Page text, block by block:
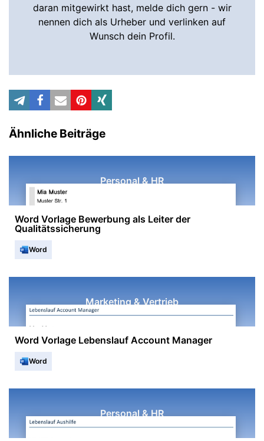
daran mitgewirkt hast, melde dich gern - wir
nennen dich als Urheber und verlinken auf
Wunsch dein Profil.
Ähnliche Beiträge
Personal & HR
Word Vorlage Bewerbung als Leiter der
Qualitätssicherung
Word
Marketing & Vertrieb
Word Vorlage Lebenslauf Account Manager
Word
Personal & HR